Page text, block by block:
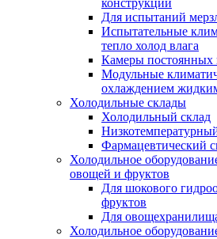
конструкций
Для испытаний
Испытательные
тепло холод влага
Камеры постоянных
Модульные
охлаждением
Холодильные склады
Холодильный склад
Фармацевтический
Холодильное
овощей и фруктов
Для шокового
фруктов
Для
Холодильное